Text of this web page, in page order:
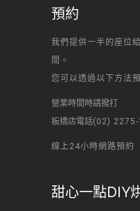
預約
我們提供一半的座位
間。
您可以透過以下方法預
營業時間時請撥打
板橋店電話(02) 2275-
線上24小時網路預約
甜心一點DIY